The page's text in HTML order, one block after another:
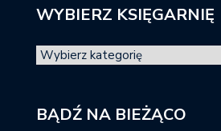
WYBIERZ KSIĘGARNIĘ
BĄDŹ NA BIEŻĄCO